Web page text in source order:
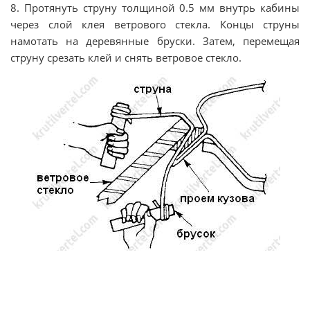
8. Протянуть струну толщиной 0.5 мм внутрь кабины
через слой клея ветрового стекла. Концы струны
намотать на деревянные бруски. Затем, перемещая
струну срезать клей и снять ветровое стекло.